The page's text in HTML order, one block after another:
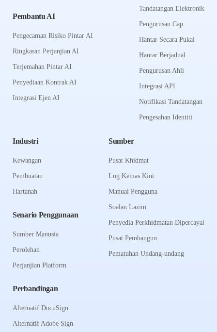
Pembantu AI
Pengecaman Risiko Pintar AI
Ringkasan Perjanjian AI
Terjemahan Pintar AI
Penyediaan Kontrak AI
Integrasi Ejen AI
Tandatangan Elektronik
Pengurusan Cap
Hantar Secara Pukal
Hantar Berjadual
Pengurusan Ahli
Integrasi API
Notifikasi Tandatangan
Pengesahan Identiti
Industri
Kewangan
Pembuatan
Hartanah
Senario Penggunaan
Sumber Manusia
Perolehan
Perjanjian Platform
Perbandingan
Alternatif DocuSign
Alternatif Adobe Sign
Sumber
Pusat Khidmat
Log Kemas Kini
Manual Pengguna
Soalan Lazim
Penyedia Perkhidmatan Dipercayai
Pusat Pembangun
Pematuhan Undang-undang